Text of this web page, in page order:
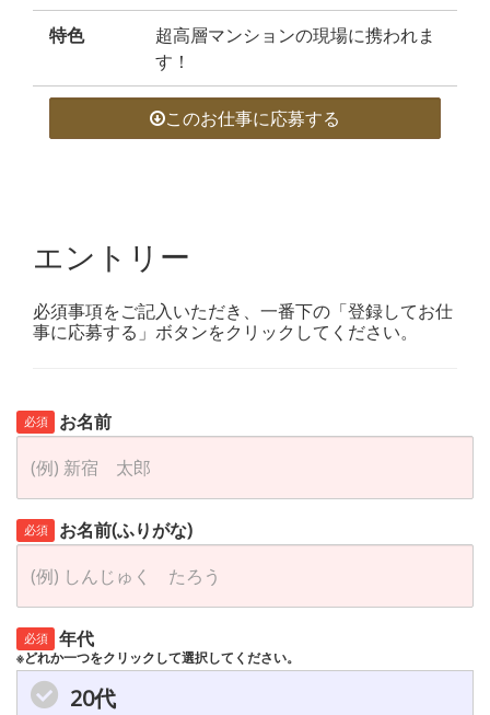
特色
超高層マンションの現場に携われま
す！
このお仕事に応募する
エントリー
必須事項をご記入いただき、一番下の「登録してお仕
事に応募する」ボタンをクリックしてください。
必須 お名前
必須 お名前(ふりがな)
必須 年代
※どれか一つをクリックして選択してください。
20代